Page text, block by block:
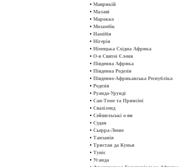
• Маврикій
• Малаві
• Марокко
• Мозамбік
• Намібія
• Нігерія
• Німецька Східна Африка
• О-в Святої Єлени
• Південна Африка
• Південна Родезія
• Південно-Африканська Республіка
• Родезія
• Руанда-Урунді
• Сан-Томе та Принсіпі
• Свазіленд
• Сейшельські о-ви
• Судан
• Сьерра-Леоне
• Танзанія
• Тристан да Кунья
• Туніс
• Уганда